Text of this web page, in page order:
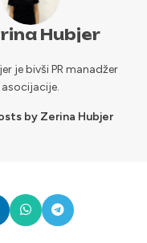
Hubjer
je bivši PR manadžer
asocijacije.
by Zerina Hubjer